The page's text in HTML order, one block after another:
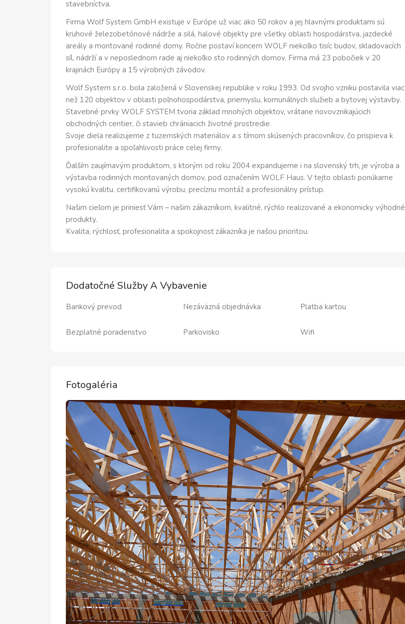
stavebníctva.
Firma Wolf System GmbH existuje v Európe už viac ako 50 rokov a jej hlavnými produktami sú
kruhové železobetónové nádrže a silá, halové objekty pre všetky oblasti hospodárstva, jazdecké
areály a montované rodinné domy. Ročne postaví koncern WOLF niekoľko tisíc budov, skladovacích
síl, nádrží a v neposlednom rade aj niekoľko sto rodinných domov. Firma má 23 pobočiek v 20
krajinách Európy a 15 výrobných závodov.
Wolf System s.r.o. bola založená v Slovenskej republike v roku 1993. Od svojho vzniku postavila viac
než 120 objektov v oblasti poľnohospodárstva, priemyslu, komunálnych služieb a bytovej výstavby.
Stavebné prvky WOLF SYSTEM tvoria základ mnohých objektov, vrátane novovznikajúcich
obchodných centier, či stavieb chrániacich životné prostredie.
Svoje diela realizujeme z tuzemských materiálov a s tímom skúsených pracovníkov, čo prispieva k
profesionalite a spoľahlivosti práce celej firmy.
Ďalším zaujímavým produktom, s ktorým od roku 2004 expandujeme i na slovenský trh, je výroba a
výstavba rodinných montovaných domov, pod označením WOLF Haus. V tejto oblasti ponúkame
vysokú kvalitu, certifikovanú výrobu, precíznu montáž a profesionálny prístup.
Našim cieľom je priniesť Vám – našim zákazníkom, kvalitné, rýchlo realizované a ekonomicky výhodné
produkty.
Kvalita, rýchlosť, profesionalita a spokojnosť zákazníka je našou prioritou.
Dodatočné Služby A Vybavenie
Bankový prevod
Bezplatné poradenstvo
Nezáväzná objednávka
Parkovisko
Platba kartou
Wifi
Fotogaléria